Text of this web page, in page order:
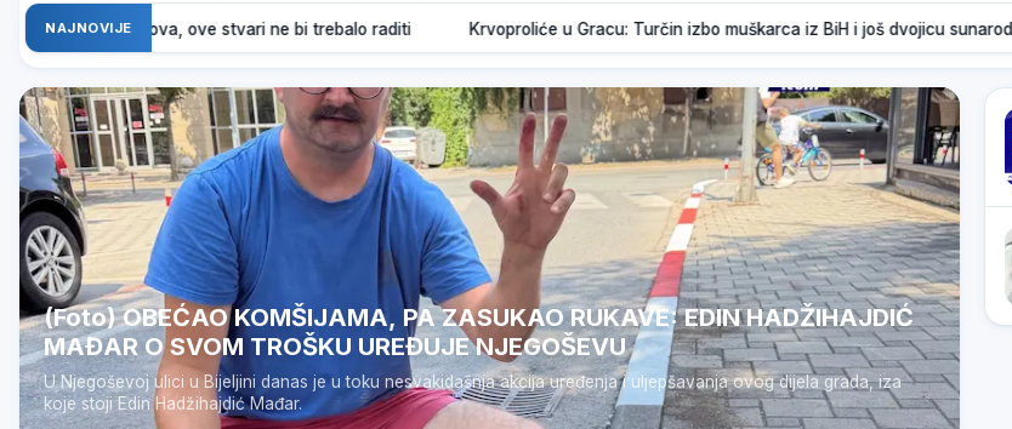
NAJNOVIJE
Petka Trnova, ove stvari ne bi trebalo raditi Krvoproliće u Gracu: Turčin izbo muškarca iz BiH i još dvojicu sunarodnika
(Foto) OBEĆAO KOMŠIJAMA, PA ZASUKAO RUKAVE: EDIN HADŽIHAJDIĆ
MAĐAR O SVOM TROŠKU UREĐUJE NJEGOŠEVU
U Njegoševoj ulici u Bijeljini danas je u toku nesvakidašnja akcija uređenja i uljepšavanja ovog dijela grada, iza
koje stoji Edin Hadžihajdić Mađar.